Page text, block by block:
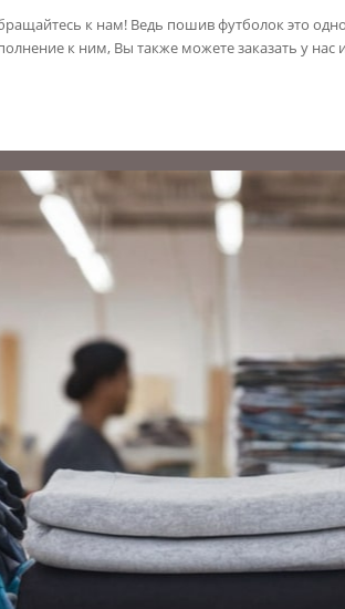
к нам! Ведь пошив футболок это
к ним, Вы также можете заказать у нас